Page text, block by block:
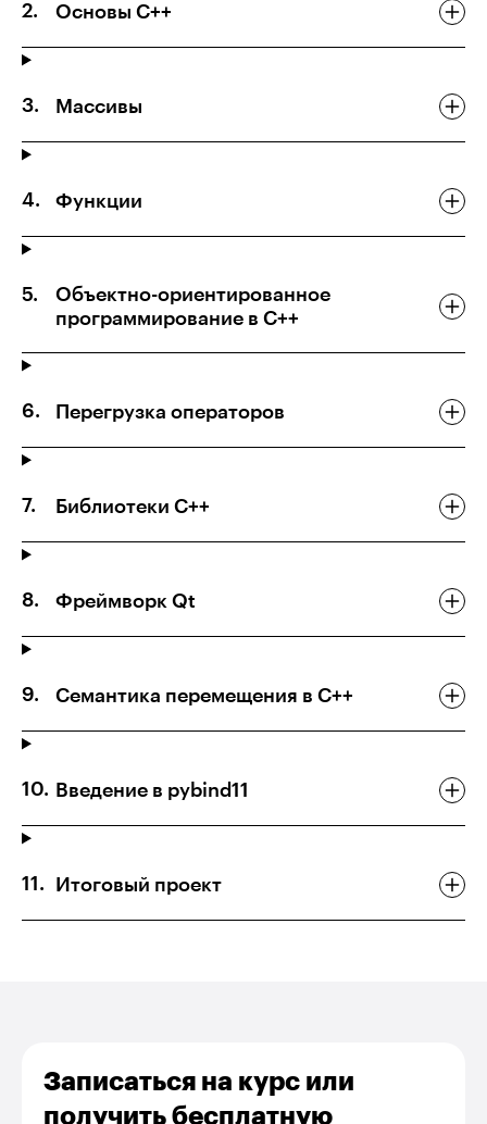
Основы С++
Массивы
Функции
Объектно-ориентированное
программирование в C++
Перегрузка операторов
Библиотеки C++
Фреймворк Qt
Семантика перемещения в C++
Введение в pybind11
Итоговый проект
Записаться на курс или
получить бесплатную